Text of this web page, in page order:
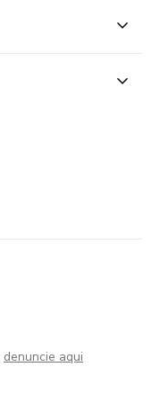
denuncie aqui